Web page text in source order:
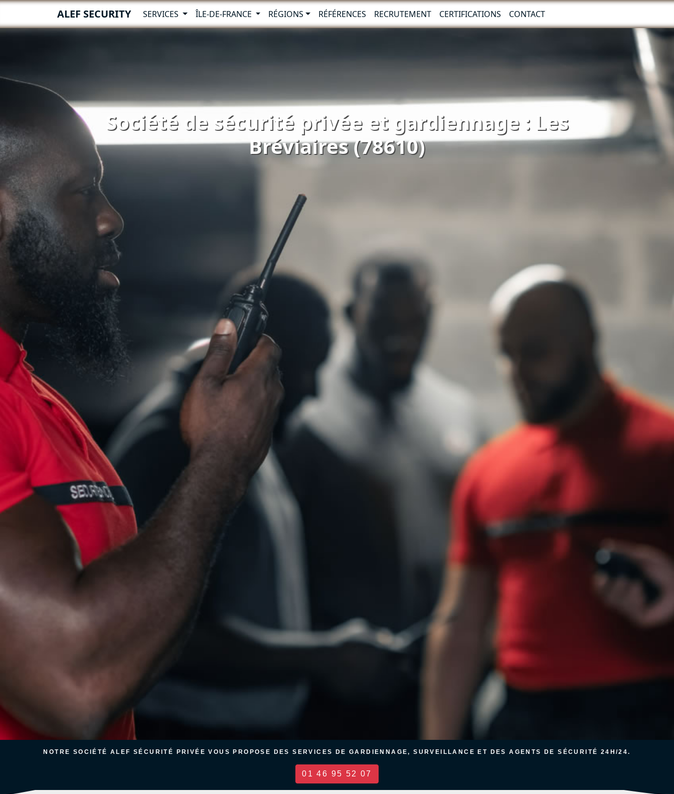
ALEF SECURITY SERVICES ÎLE-DE-FRANCE RÉGIONS RÉFÉRENCES RECRUTEMENT CERTIFICATIONS CONTACT
Société de sécurité privée et gardiennage : Les
Bréviaires (78610)
NOTRE SOCIÉTÉ ALEF SÉCURITÉ PRIVÉE VOUS PROPOSE DES SERVICES DE GARDIENNAGE, SURVEILLANCE ET DES AGENTS DE SÉCURITÉ 24H/24.
01 46 95 52 07